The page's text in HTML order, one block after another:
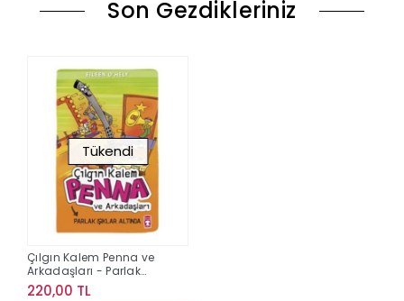
Son Gezdikleriniz
Tükendi
Çılgın Kalem Penna ve
Arkadaşları - Parlak
Işıklar Altında
220,00 TL